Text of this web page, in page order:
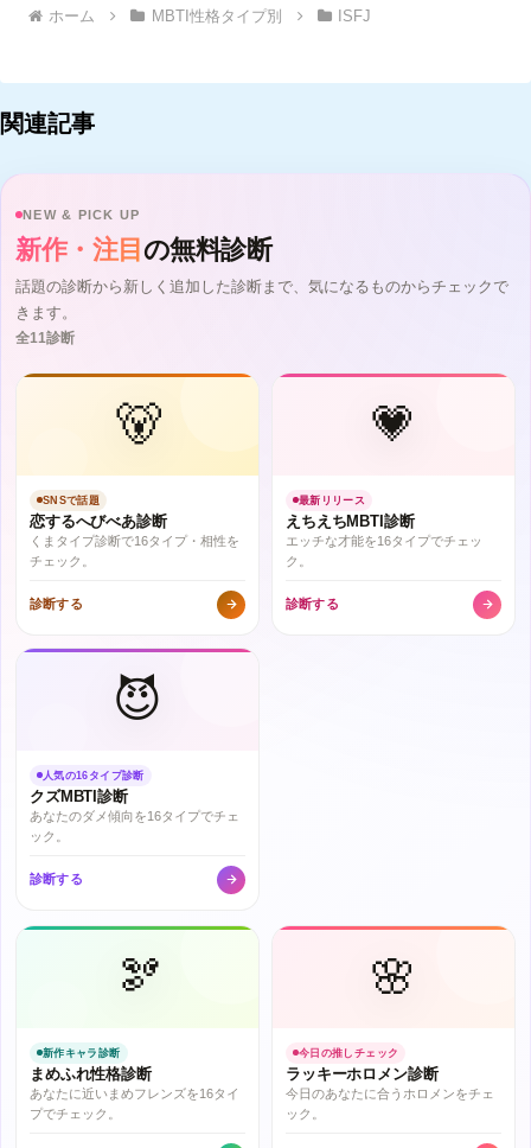
ホーム MBTI性格タイプ別 ISFJ
関連記事
NEW & PICK UP
新作・注目 の無料診断
話題の診断から新しく追加した診断まで、気になるものからチェックで
きます。
全11診断
🐻
SNSで話題
恋するへびべあ診断
くまタイプ診断で16タイプ・相性を
チェック。
診断する
💗
最新リリース
えちえちMBTI診断
エッチな才能を16タイプでチェッ
ク。
診断する
😈
人気の16タイプ診断
クズMBTI診断
あなたのダメ傾向を16タイプでチェ
ック。
診断する
🫘
新作キャラ診断
まめふれ性格診断
あなたに近いまめフレンズを16タイ
プでチェック。
🌸
今日の推しチェック
ラッキーホロメン診断
今日のあなたに合うホロメンをチェ
ック。